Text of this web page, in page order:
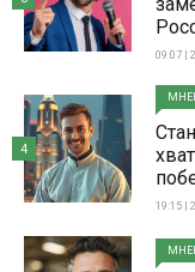
09:07 |
19:15 |
4